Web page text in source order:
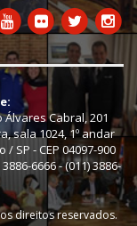
Álvares Cabral, 201
sala 1024, 1º andar
/ SP - CEP 04097-900
6666 - (011) 3886-
direitos reservados.